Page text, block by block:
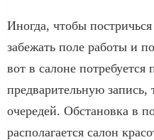
Иногда, чтобы
забежать поле работы и
вот в салоне потребуется
предварительную запись,
очередей. Обстановка в
располагается салон